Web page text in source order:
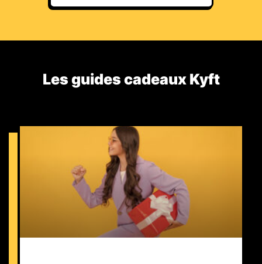
Les guides cadeaux Kyft​